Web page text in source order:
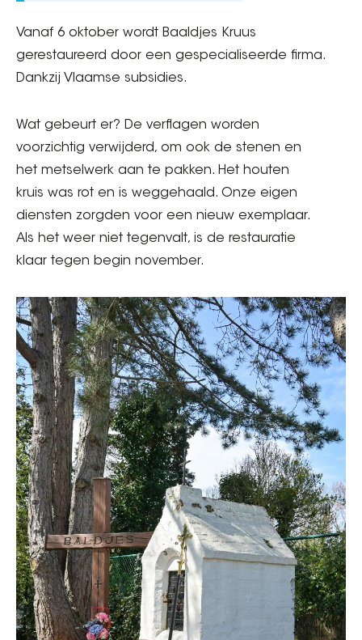
Vanaf 6 oktober wordt Baaldjes Kruus
gerestaureerd door een gespecialiseerde firma.
Dankzij Vlaamse subsidies.
Wat gebeurt er? De verflagen worden
voorzichtig verwijderd, om ook de stenen en
het metselwerk aan te pakken. Het houten
kruis was rot en is weggehaald. Onze eigen
diensten zorgden voor een nieuw exemplaar.
Als het weer niet tegenvalt, is de restauratie
klaar tegen begin november.